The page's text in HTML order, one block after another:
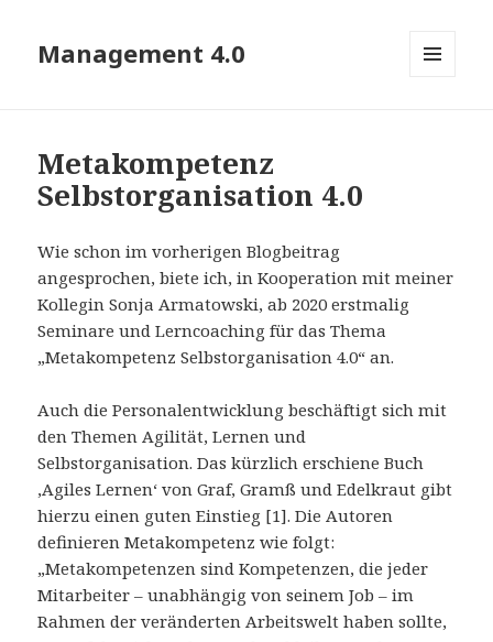
Management 4.0
Metakompetenz
Selbstorganisation 4.0
Wie schon im vorherigen Blogbeitrag
angesprochen, biete ich, in Kooperation mit meiner
Kollegin Sonja Armatowski, ab 2020 erstmalig
Seminare und Lerncoaching für das Thema
„Metakompetenz Selbstorganisation 4.0“ an.
Auch die Personalentwicklung beschäftigt sich mit
den Themen Agilität, Lernen und
Selbstorganisation. Das kürzlich erschiene Buch
‚Agiles Lernen‘ von Graf, Gramß und Edelkraut gibt
hierzu einen guten Einstieg [1]. Die Autoren
definieren Metakompetenz wie folgt:
„Metakompetenzen sind Kompetenzen, die jeder
Mitarbeiter – unabhängig von seinem Job – im
Rahmen der veränderten Arbeitswelt haben sollte,